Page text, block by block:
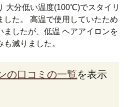
大分低い温度(100℃)でスタイリ
した。 高温で使用していたため
ましたが、低温 ヘアアイロンを
減りました。
の口コミの一覧を表示